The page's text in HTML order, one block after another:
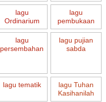
lagu
Ordinarium
lagu
pembukaan
lagu
persembahan
lagu pujian
sabda
lagu tematik
lagu Tuhan
Kasihanilah